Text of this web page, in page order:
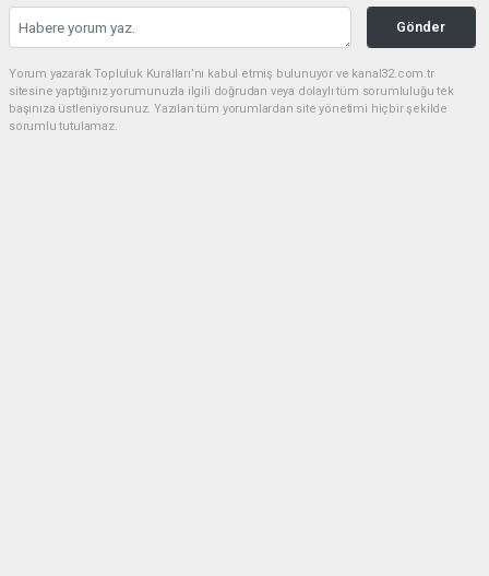
Gönder
Yorum yazarak Topluluk Kuralları’nı kabul etmiş bulunuyor ve kanal32.com.tr
sitesine yaptığınız yorumunuzla ilgili doğrudan veya dolaylı tüm sorumluluğu tek
başınıza üstleniyorsunuz. Yazılan tüm yorumlardan site yönetimi hiçbir şekilde
sorumlu tutulamaz.